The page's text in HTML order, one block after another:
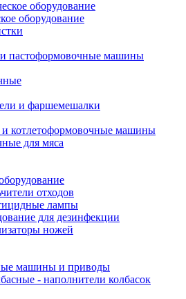
оборудование
пастоформовочные машины
и фаршемешалки
котлетоформовочные машины
для мяса
отходов
лампы
для дезинфекции
ножей
машины и приводы
- наполнители колбасок